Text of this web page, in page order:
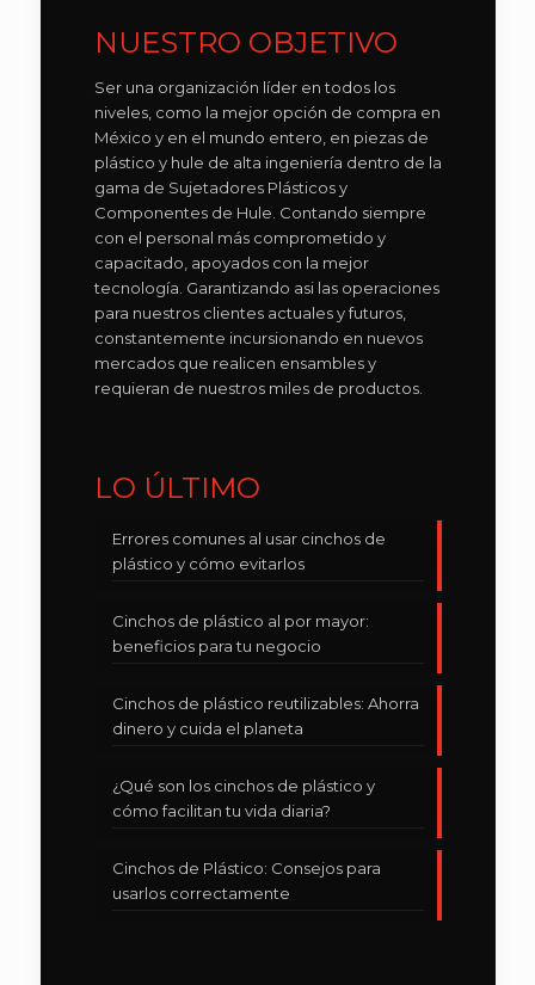
NUESTRO OBJETIVO
Ser una organización líder en todos los
niveles, como la mejor opción de compra en
México y en el mundo entero, en piezas de
plástico y hule de alta ingeniería dentro de la
gama de Sujetadores Plásticos y
Componentes de Hule. Contando siempre
con el personal más comprometido y
capacitado, apoyados con la mejor
tecnología. Garantizando asi las operaciones
para nuestros clientes actuales y futuros,
constantemente incursionando en nuevos
mercados que realicen ensambles y
requieran de nuestros miles de productos.
LO ÚLTIMO
Errores comunes al usar cinchos de
plástico y cómo evitarlos
Cinchos de plástico al por mayor:
beneficios para tu negocio
Cinchos de plástico reutilizables: Ahorra
dinero y cuida el planeta
¿Qué son los cinchos de plástico y
cómo facilitan tu vida diaria?
Cinchos de Plástico: Consejos para
usarlos correctamente